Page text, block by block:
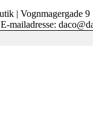
| Vognmagergade
E-mailadresse: